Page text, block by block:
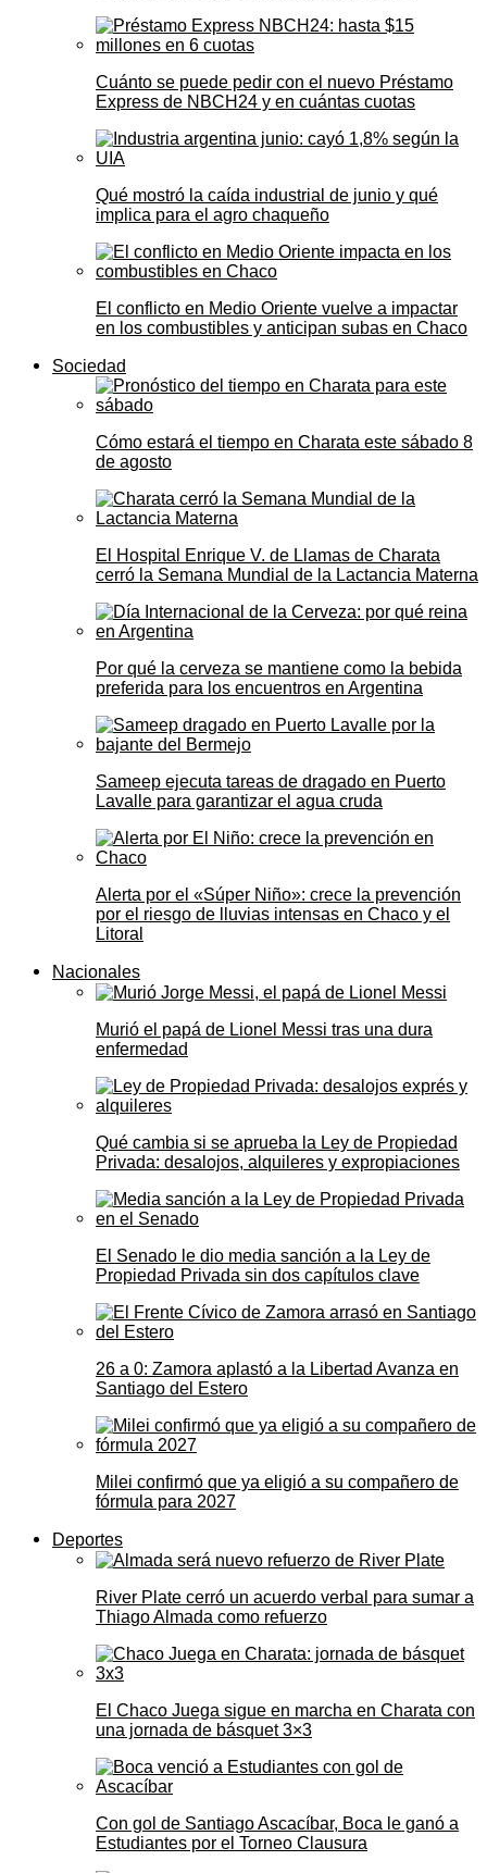
Cuánto se puede pedir con el nuevo Préstamo
Express de NBCH24 y en cuántas cuotas
Qué mostró la caída industrial de junio y qué
implica para el agro chaqueño
El conflicto en Medio Oriente vuelve a impactar
en los combustibles y anticipan subas en Chaco
Sociedad
Cómo estará el tiempo en Charata este sábado 8
de agosto
El Hospital Enrique V. de Llamas de Charata
cerró la Semana Mundial de la Lactancia Materna
Por qué la cerveza se mantiene como la bebida
preferida para los encuentros en Argentina
Sameep ejecuta tareas de dragado en Puerto
Lavalle para garantizar el agua cruda
Alerta por el «Súper Niño»: crece la prevención
por el riesgo de lluvias intensas en Chaco y el
Litoral
Nacionales
Murió el papá de Lionel Messi tras una dura
enfermedad
Qué cambia si se aprueba la Ley de Propiedad
Privada: desalojos, alquileres y expropiaciones
El Senado le dio media sanción a la Ley de
Propiedad Privada sin dos capítulos clave
26 a 0: Zamora aplastó a la Libertad Avanza en
Santiago del Estero
Milei confirmó que ya eligió a su compañero de
fórmula para 2027
Deportes
River Plate cerró un acuerdo verbal para sumar a
Thiago Almada como refuerzo
El Chaco Juega sigue en marcha en Charata con
una jornada de básquet 3×3
Con gol de Santiago Ascacíbar, Boca le ganó a
Estudiantes por el Torneo Clausura